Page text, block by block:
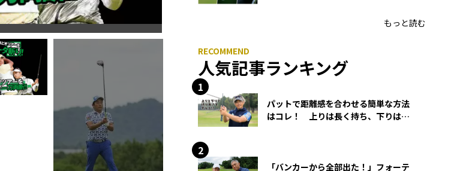
もっと読む
人気記事ランキング
パットで距離感を合わせる簡単な方法
はコレ！ 上りは長く持ち、下りは短
「バンカーから全部出た！」フォーテ